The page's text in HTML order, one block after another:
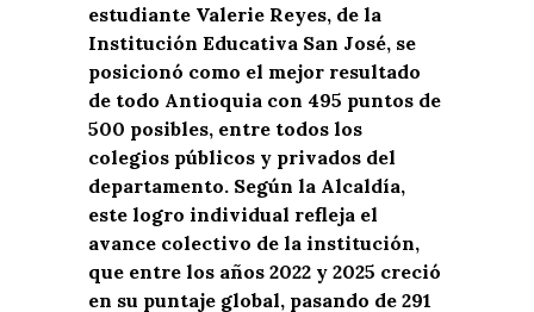
estudiante Valerie Reyes, de la
Institución Educativa San José, se
posicionó como el mejor resultado
de todo Antioquia con 495 puntos de
500 posibles, entre todos los
colegios públicos y privados del
departamento. Según la Alcaldía,
este logro individual refleja el
avance colectivo de la institución,
que entre los años 2022 y 2025 creció
en su puntaje global, pasando de 291